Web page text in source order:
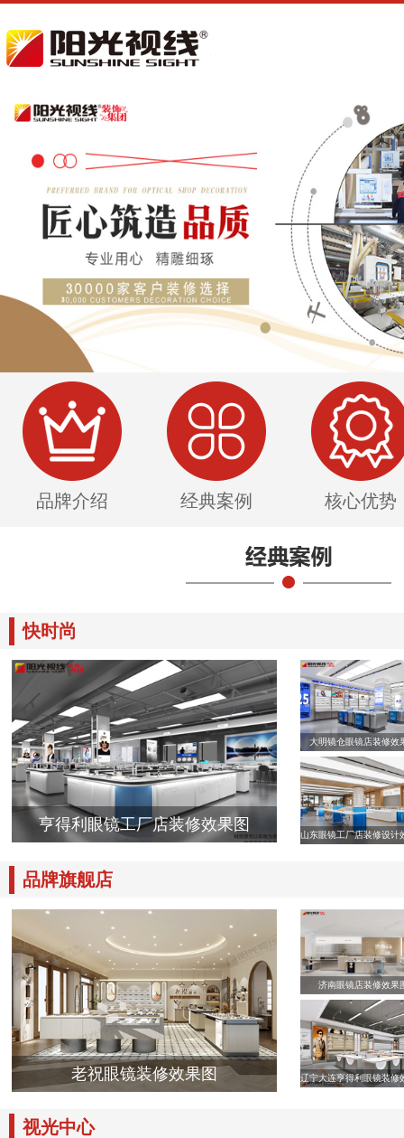
品牌介绍 经典案例 核心优势
快时尚
亨得利眼镜工厂店装修效果图
大明镜仓眼镜店装修效
山东眼镜工厂店装修设计
品牌旗舰店
老祝眼镜装修效果图
济南眼镜店装修效果
辽宁大连亨得利眼镜装修
视光中心